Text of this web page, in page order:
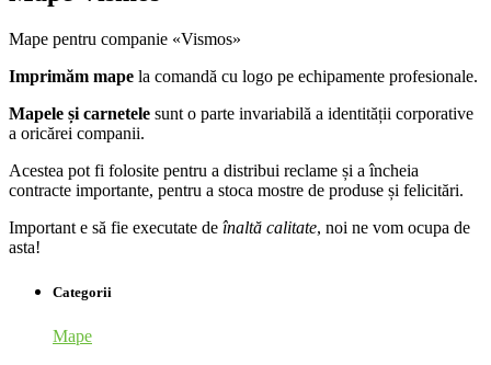
Mape pentru companie «Vismos»
Imprimăm mape la comandă cu logo pe echipamente profesionale.
Mapele și carnetele sunt o parte invariabilă a identității corporative
a oricărei companii.
Acestea pot fi folosite pentru a distribui reclame și a încheia
contracte importante, pentru a stoca mostre de produse și felicitări.
Important e să fie executate de înaltă calitate, noi ne vom ocupa de
asta!
Categorii
Mape